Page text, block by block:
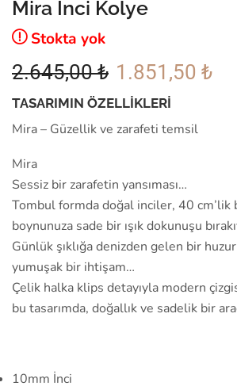
Mira İnci Kolye
Stokta yok
2.645,00₺ 1.851,50 ₺
TASARIMIN ÖZELLİKLERİ
Mira – Güzellik ve zarafeti temsil
Mira
Sessiz bir zarafetin yansıması…
Tombul formda doğal inciler, 40 cm’lik
boynunuza sade bir ışık dokunuşu
Günlük şıklığa denizden gelen bir
yumuşak bir ihtişam…
Çelik halka klips detayıyla modern
bu tasarımda, doğallık ve sadelik bir
10mm İnci